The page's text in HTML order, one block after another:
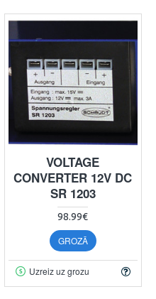
VOLTAGE
CONVERTER 12V DC
SR 1203
98.99€
GROZĀ
Uzreiz uz grozu